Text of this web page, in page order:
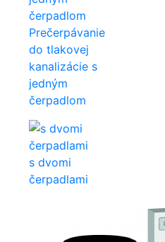
Prečerpávanie
do tlakovej
kanalizácie s
jedným
čerpadlom
s dvomi
čerpadlami